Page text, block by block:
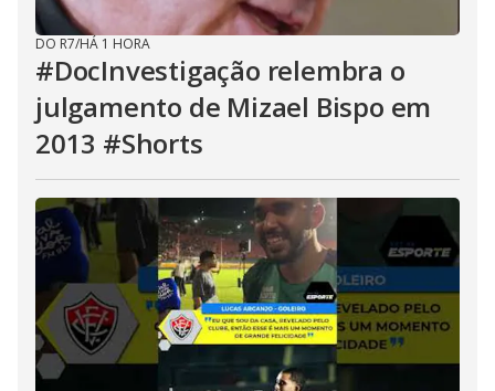
DO R7/HÁ 1 HORA
#DocInvestigação relembra o
julgamento de Mizael Bispo em
2013 #Shorts